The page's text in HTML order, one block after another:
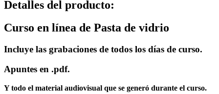
Detalles del producto:
Curso en línea de Pasta de vidrio
Incluye las grabaciones de todos los días de curso.
Apuntes en .pdf.
Y todo el material audiovisual que se generó durante el curso.